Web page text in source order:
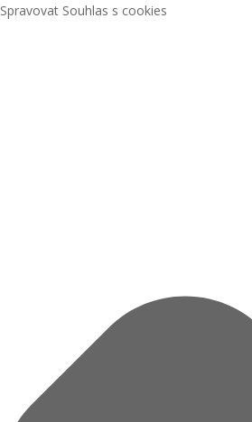
Spravovat Souhlas s cookies